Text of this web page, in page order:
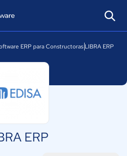
ERP para Constructoras LIBRA ERP
ERP